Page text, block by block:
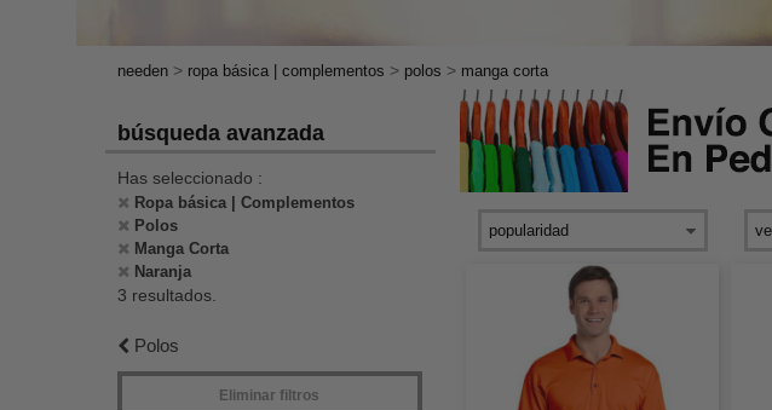
needen > ropa básica | complementos > polos > manga corta
búsqueda avanzada
Has seleccionado :
Ropa básica | Complementos
Polos
Manga Corta
Naranja
3 resultados.
Polos
Eliminar filtros